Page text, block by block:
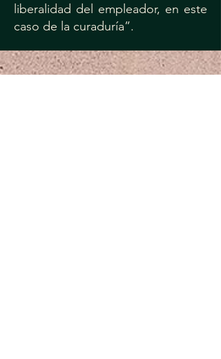
liberalidad del empleador, en este
caso de la curaduría”.